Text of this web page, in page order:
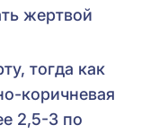
жертвой
тогда как
коричневая
2,5-3 по